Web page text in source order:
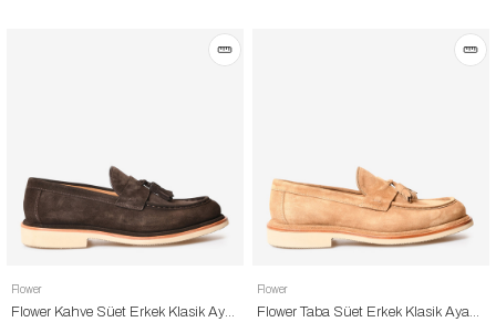
Flower
Flower Kahve Süet Erkek Klasik Ayakkabı
Flower
Flower Taba Süet Erkek Klasik Ayakkabı